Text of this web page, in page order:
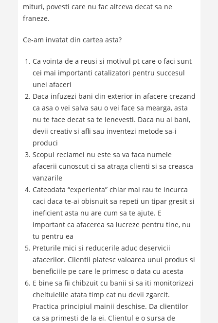
mituri, povesti care nu fac altceva decat sa ne
franeze.
Ce-am invatat din cartea asta?
Ca vointa de a reusi si motivul pt care o faci sunt
cei mai importanti catalizatori pentru succesul
unei afaceri
Daca infuzezi bani din exterior in afacere crezand
ca asa o vei salva sau o vei face sa mearga, asta
nu te face decat sa te lenevesti. Daca nu ai bani,
devii creativ si afli sau inventezi metode sa-i
produci
Scopul reclamei nu este sa va faca numele
afacerii cunoscut ci sa atraga clienti si sa creasca
vanzarile
Cateodata “experienta” chiar mai rau te incurca
caci daca te-ai obisnuit sa repeti un tipar gresit si
ineficient asta nu are cum sa te ajute. E
important ca afacerea sa lucreze pentru tine, nu
tu pentru ea
Preturile mici si reducerile aduc deservicii
afacerilor. Clientii platesc valoarea unui produs si
beneficiile pe care le primesc o data cu acesta
E bine sa fii chibzuit cu banii si sa iti monitorizezi
cheltuielile atata timp cat nu devii zgarcit.
Practica principiul mainii deschise. Da clientilor
ca sa primesti de la ei. Clientul e o sursa de